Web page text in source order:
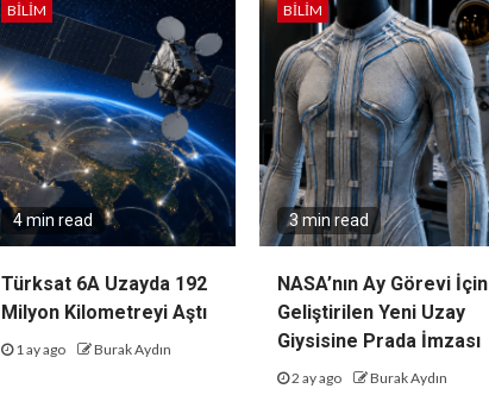
BILIM
4 min read
Türksat 6A Uzayda 192
Milyon Kilometreyi Aştı
1 ay ago Burak Aydın
BILIM
3 min read
NASA’nın Ay Görevi İçin
Geliştirilen Yeni Uzay
Giysisine Prada İmzası
2 ay ago Burak Aydın